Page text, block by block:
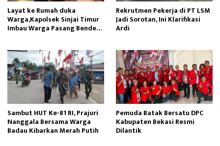
Layat ke Rumah duka
Warga,Kapolsek Sinjai Timur
Imbau Warga Pasang Bendera
Rekrutmen Pekerja di PT LSM
Jadi Sorotan, Ini Klarifikasi
Ardi
Sambut HUT Ke-81 RI, Prajuri
Nanggala Bersama Warga
Badau Kibarkan Merah Putih
Pemuda Batak Bersatu DPC
Kabupaten Bekasi Resmi
Dilantik